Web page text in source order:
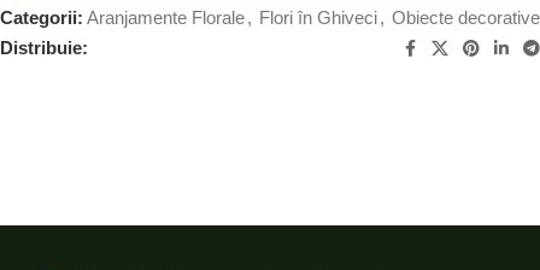
Categorii: Aranjamente Florale, Flori în Ghiveci, Obiecte decorative
Distribuie: